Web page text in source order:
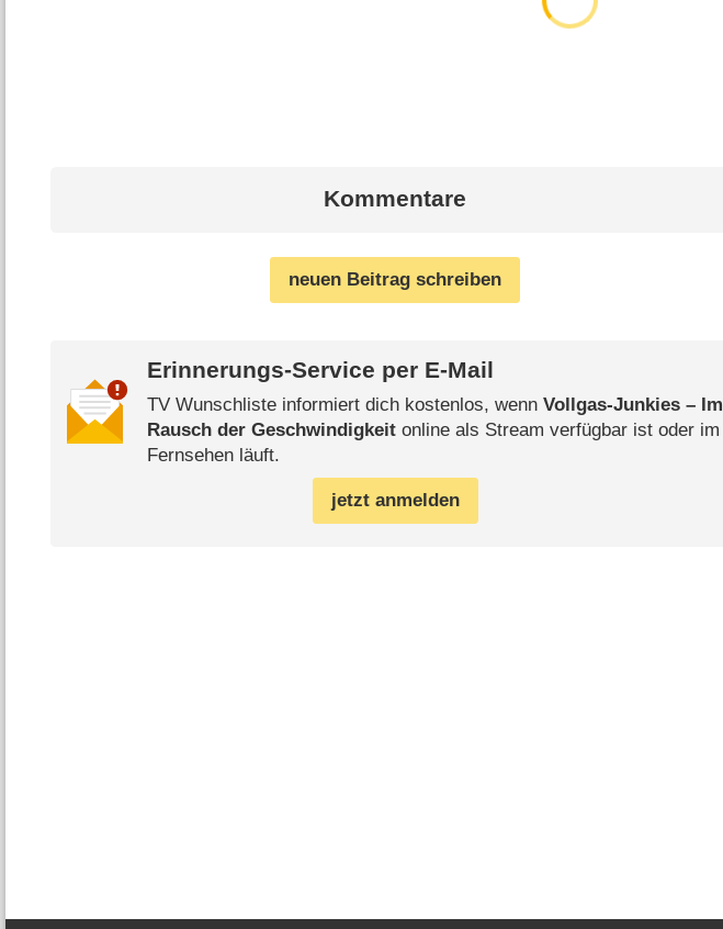
Kommentare
neuen Beitrag schreiben
Erinnerungs-Service per E-Mail
TV Wunschliste informiert dich kostenlos, wenn Vollgas-Junkies – Im
Rausch der Geschwindigkeitonline als Stream verfügbar ist oder im
Fernsehen läuft.
jetzt anmelden